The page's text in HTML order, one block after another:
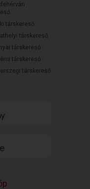
társkereső
társkereső
társkereső
társkereső
társkereső